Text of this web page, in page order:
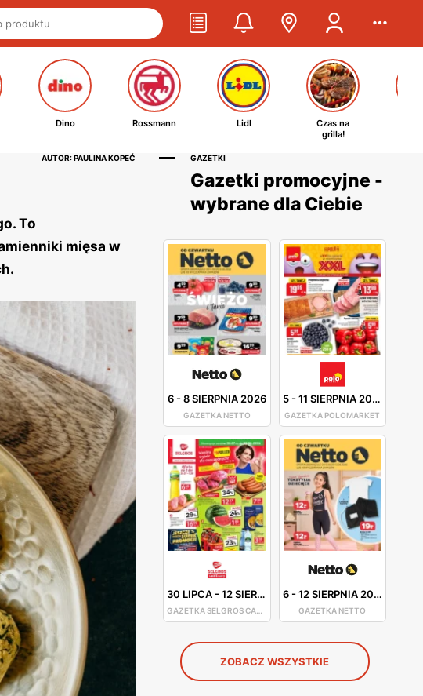
Dino Rossmann Lidl
Czas na
grilla!
AUTOR: PAULINA KOPEĆ
To
mięsa w
GAZETKI
Gazetki promocyjne -
wybrane dla Ciebie
6-8 SIERPNIA 2026
GAZETKA NETTO
5-11 SIERPNIA 2026
GAZETKA POLOMARKET
30 LIPCA-12 SIERPNIA 2026
GAZETKA SELGROS CASH&CARRY
6-12 SIERPNIA 2026
GAZETKA NETTO
ZOBACZ WSZYSTKIE